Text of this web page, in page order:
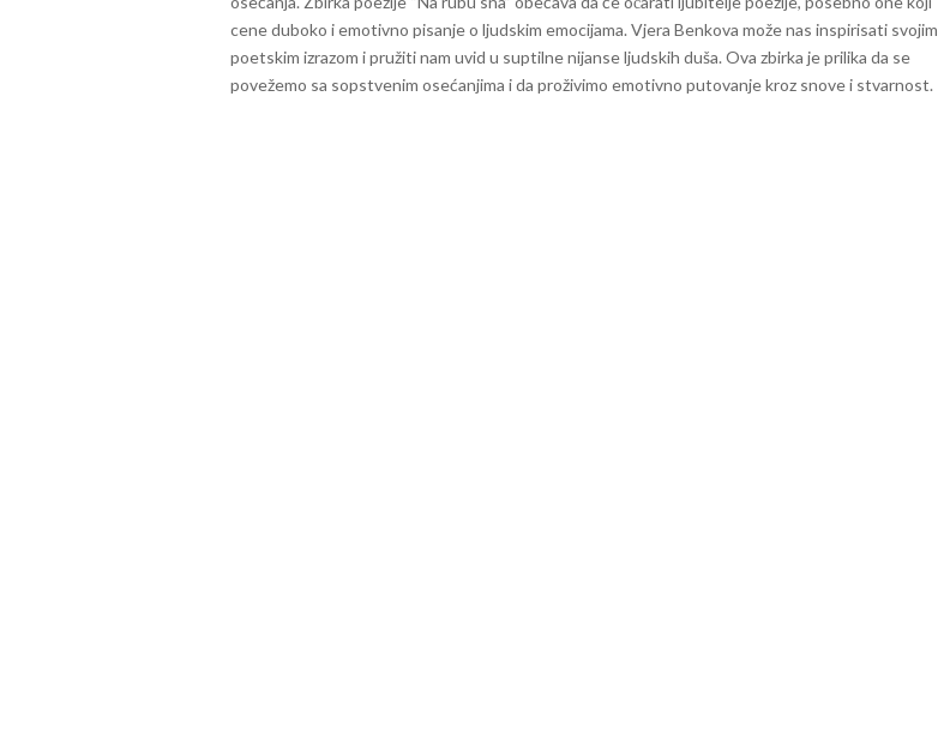
cene duboko i emotivno pisanje o ljudskim emocijama. Vjera Benkova može nas inspirisati svojim
poetskim izrazom i pružiti nam uvid u suptilne nijanse ljudskih duša. Ova zbirka je prilika da se
povežemo sa sopstvenim osećanjima i da proživimo emotivno putovanje kroz snove i stvarnost.